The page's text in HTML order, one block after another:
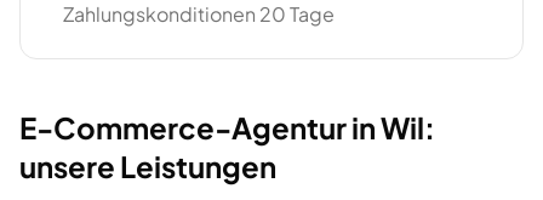
Zahlungskonditionen 20 Tage
E-Commerce-Agentur in Wil:
unsere Leistungen